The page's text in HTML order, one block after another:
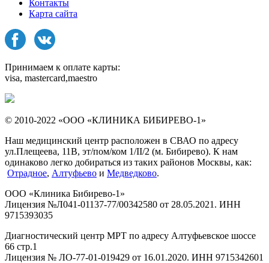
Контакты
Карта сайта
Принимаем к оплате карты:
visa, mastercard,maestro
© 2010-2022 «ООО «КЛИНИКА БИБИРЕВО-1»
Наш медицинский центр расположен в СВАО по адресу
ул.Плещеева, 11В, эт/пом/ком 1/II/2 (м. Бибирево). К нам
одинаково легко добираться из таких районов Москвы, как:
Отрадное, Алтуфьево и Медведково.
ООО «Клиника Бибирево-1»
Лицензия №Л041-01137-77/00342580 от 28.05.2021. ИНН
9715393035
Диагностический центр МРТ по адресу Алтуфьевское шоссе
66 стр.1
Лицензия № ЛО-77-01-019429 от 16.01.2020. ИНН 9715342601